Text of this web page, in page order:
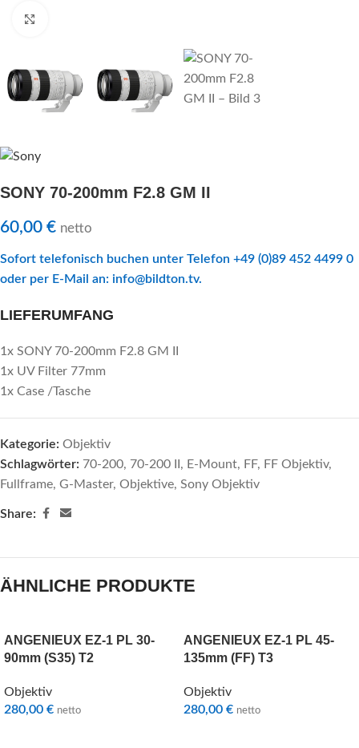
SONY 70-200mm F2.8 GM II
60,00 € netto
Sofort telefonisch buchen unter Telefon +49 (0)89 452 4499 0
oder per E-Mail an: info@bildton.tv.
LIEFERUMFANG
1x SONY 70-200mm F2.8 GM II
1x UV Filter 77mm
1x Case /Tasche
Kategorie: Objektiv
Schlagwörter: 70-200, 70-200 II , E-Mount, FF, FF Objektiv,
Fullframe, G-Master, Objektive, Sony Objektiv
Share:
ÄHNLICHE PRODUKTE
ANGENIEUX EZ-1 PL 30-
90mm (S35) T2
Objektiv
280,00 € netto
ANGENIEUX EZ-1 PL 45-
135mm (FF) T3
Objektiv
280,00 € netto